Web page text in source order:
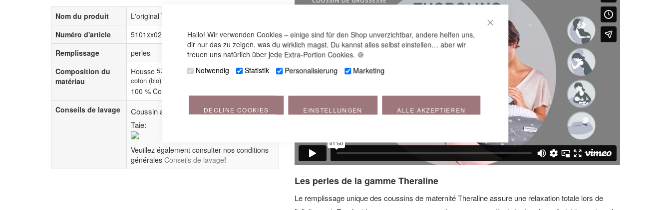
CLOSE COOKIE BAR
Hallo! Wir verwenden Cookies – einige sind für den Shop unverzichtbar, andere helfen uns,
dir nur das zu zeigen, was du wirklich magst. Du kannst alles selbst einstellen… aber wir
freuen uns natürlich über jede Extra-Portion Cookies. 🍪
Notwendig
Statistik Personalisierung Marketing
ALLE AKZEPTIEREN
EINSTELLUNGEN
DECLINE COOKIES
Nom du produit
L'original Theraline
Numéro d'article
5101xx02
Remplissage
perles
Composition du
matériau
Housse 57% viscose de fibres de bambou,38%
coton (bio), 5% élasthanne
100 % Cotton
Conseils de lavage
Coussin avec perles
Taie:
Veuillez également consulter nos conditions
générales Conseils de lavage!
Les perles de la gamme Theraline
Le remplissage unique des coussins de maternité Theraline assure une relaxation totale lors de